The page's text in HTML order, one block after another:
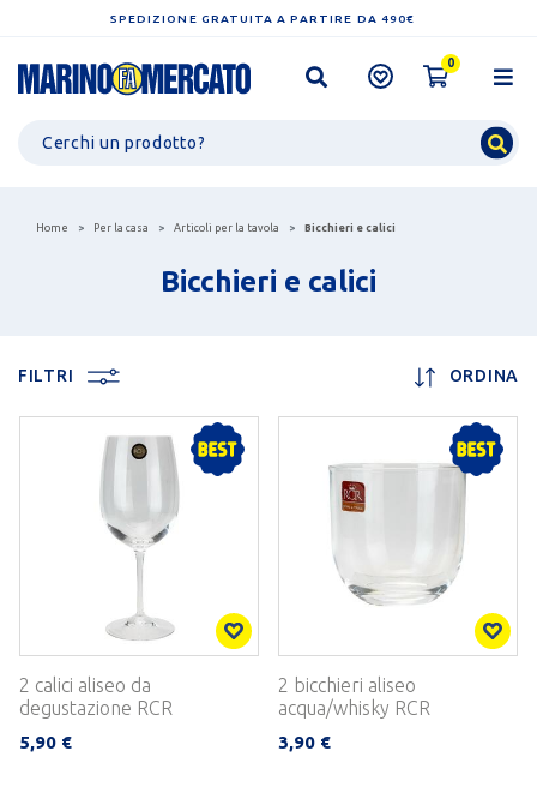
SPEDIZIONE GRATUITA A PARTIRE DA 490€
0
Home Per la casa Articoli per la tavola Bicchieri e calici
Bicchieri e calici
FILTRI ORDINA
2 calici aliseo da
degustazione RCR
5,90 €
2 bicchieri aliseo
acqua/whisky RCR
3,90 €